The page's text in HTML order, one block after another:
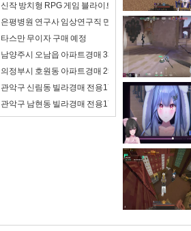
신작 방치형 RPG 게임 블라이트 워 : 사후 처리국 런칭
은평병원 연구사 임상연구직 면접 합격자료 자기소개
타스만 무이자 구매 예정
남양주시 오남읍 아파트경매 33평형(2억8천) 오남체
의정부시 호원동 아파트경매 25평형(2억) 회룡역인
관악구 신림동 빌라경매 전용17평(2억7천) 난우초
관악구 남현동 빌라경매 전용17평(2억5천) 사당초